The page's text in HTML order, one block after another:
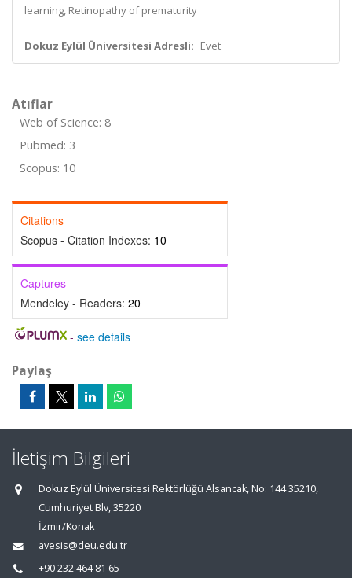
learning, Retinopathy of prematurity
Dokuz Eylül Üniversitesi Adresli: Evet
Atıflar
Web of Science: 8
Pubmed: 3
Scopus: 10
Citations
Scopus - Citation Indexes: 10
Captures
Mendeley - Readers: 20
- see details
Paylaş
İletişim Bilgileri
Dokuz Eylül Üniversitesi Rektörlüğü Alsancak, No: 144 35210,
Cumhuriyet Blv, 35220
İzmir/Konak
avesis@deu.edu.tr
+90 232 464 81 65